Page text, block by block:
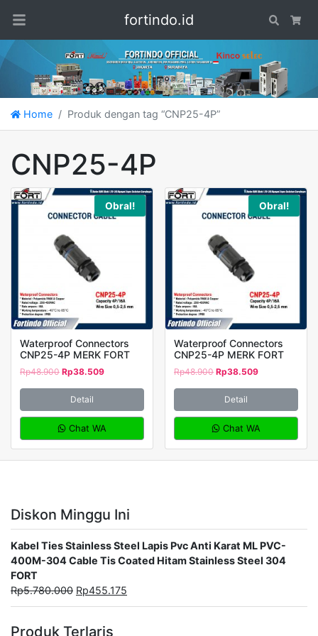
fortindo.id Search
Home Produk dengan tag “CNP25-4P”
CNP25-4P
Obral!
Waterproof Connectors
CNP25-4P MERK FORT
Rp48.900 Rp38.509
Detail
Chat WA
Obral!
Waterproof Connectors
CNP25-4P MERK FORT
Rp48.900 Rp38.509
Detail
Chat WA
Diskon Minggu Ini
Kabel Ties Stainless Steel Lapis Pvc Anti Karat ML PVC-
400M-304 Cable Tis Coated Hitam Stainless Steel 304
FORT
Rp5.780.000 Rp455.175
Produk Terlaris